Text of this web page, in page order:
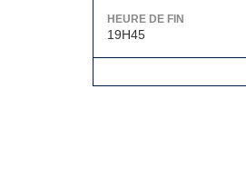
HEURE DE FIN
19H45